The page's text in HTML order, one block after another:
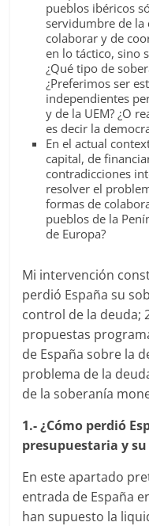
pueblos ibéricos
servidumbre de la
colaborar y de
en lo táctico, sino
¿Qué tipo de
¿Preferimos ser
independientes
y de la UEM? ¿O
es decir la
En el actual
capital, de
contradicciones
resolver el
formas de
pueblos de la
de Europa?
Mi intervención
perdió España su
control de la deuda;
propuestas
de España sobre la
problema de la
de la soberanía
1.-¿Cómo perdió
presupuestaria y
En este apartado
entrada de España
han supuesto la